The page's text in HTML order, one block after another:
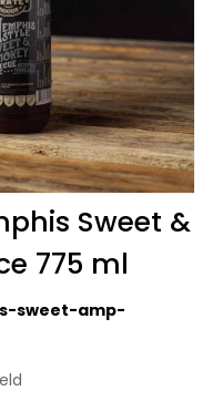
Sweet &
775 ml
sweet-amp-